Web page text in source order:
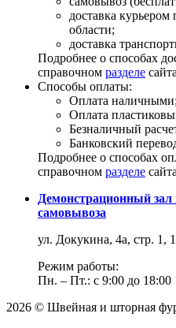
доставка
области;
доставка
Подробнее о способах
справочном разделе
Способы оплаты:
Оплата
Оплата
Безналичный
Банковский
Подробнее о способах
справочном разделе
Демонстрационный зал
самовывоза
ул. Докукина, 4а, стр. 1,
Режим работы:
Пн. – Пт.: с 9:00 до 18:00
2026 © Швейная и шторная